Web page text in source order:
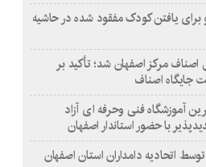
یافتن کودک مفقود شده در حاشیه
اصناف مرکز اصفهان شد؛ تأکید بر
جایگاه اصناف
آموزشگاه فنی وحرفه ای آزاد
با حضور استاندار اصفهان
اتحادیه دامداران استان اصفهان